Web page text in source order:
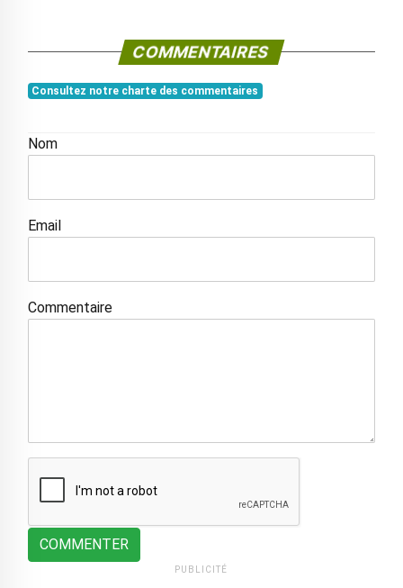
COMMENTAIRES
Consultez notre charte des commentaires
Nom
Email
Commentaire
COMMENTER
PUBLICITÉ